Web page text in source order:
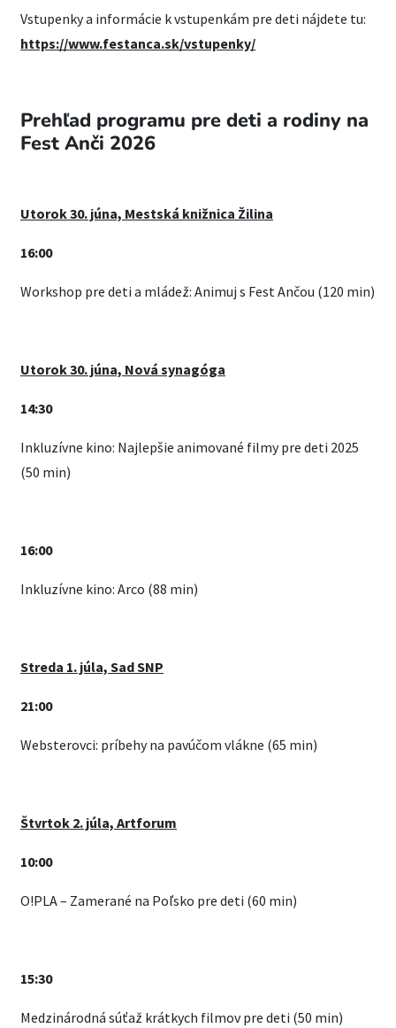
Vstupenky a informácie k vstupenkám pre deti nájdete tu:
https://www.festanca.sk/vstupenky/
Prehľad programu pre deti a rodiny na
Fest Anči 2026
Utorok 30. júna, Mestská knižnica Žilina
16:00
Workshop pre deti a mládež: Animuj s Fest Ančou (120 min)
Utorok 30. júna, Nová synagóga
14:30
Inkluzívne kino: Najlepšie animované filmy pre deti 2025
(50 min)
16:00
Inkluzívne kino: Arco (88 min)
Streda 1. júla, Sad SNP
21:00
Websterovci: príbehy na pavúčom vlákne (65 min)
Štvrtok 2. júla, Artforum
10:00
O!PLA – Zamerané na Poľsko pre deti (60 min)
15:30
Medzinárodná súťaž krátkych filmov pre deti (50 min)